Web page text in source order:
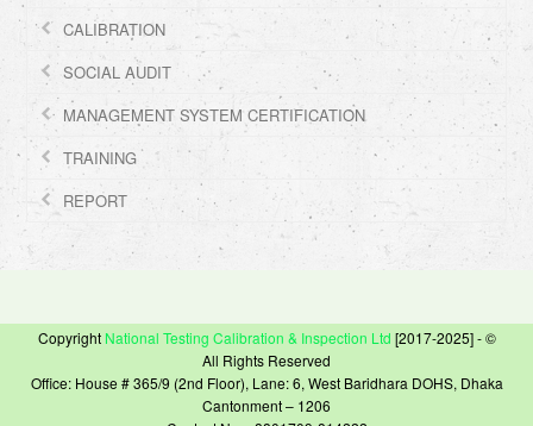
CALIBRATION
SOCIAL AUDIT
MANAGEMENT SYSTEM CERTIFICATION
TRAINING
REPORT
Copyright National Testing Calibration & Inspection Ltd [2017-2025] - ©
All Rights Reserved
Office: House # 365/9 (2nd Floor), Lane: 6, West Baridhara DOHS, Dhaka
Cantonment – 1206